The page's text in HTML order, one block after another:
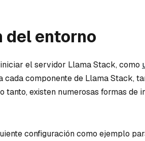
del entorno
el servidor Llama Stack, como
cada componente de Llama Stack,
tanto, existen numerosas formas de
configuración como ejemplo